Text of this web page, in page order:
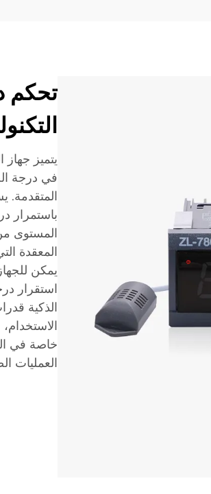
تحكم
يتميز
في درجة
المتقدمة.
المعقدة
يمكن
استقرار
الذكية
خاصة في
العمليات